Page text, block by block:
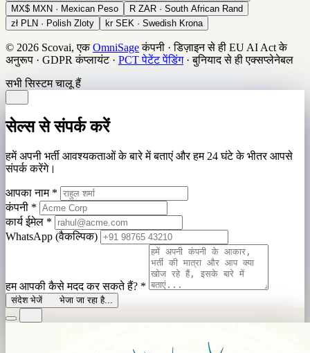
MX$ MXN · Mexican Peso R ZAR · South African Rand
zł PLN · Polish Zloty kr SEK · Swedish Krona
© 2026 Scovai, एकOmniSageकंपनी · डिज़ाइन से ही EU AI Act के
अनुरूप · GDPR कंप्लायंट · PCT पेटेंट पेंडिंग · बुनियाद से ही एक्सप्लेनेबल
सभी सिस्टम चालू हैं
सेल्स से संपर्क करें
हमें अपनी भर्ती आवश्यकताओं के बारे में बताएं और हम 24 घंटे के भीतर आपसे
संपर्क करेंगे।
आपका नाम *
कंपनी *
कार्य ईमेल *
WhatsApp (वैकल्पिक)
हम आपकी कैसे मदद कर सकते हैं? *
संदेश भेजें भेजा जा रहा है...